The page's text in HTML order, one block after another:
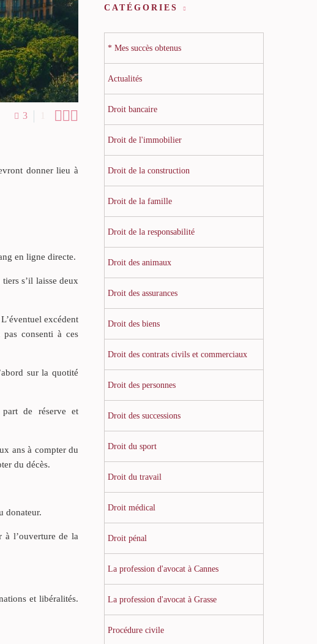
3 
donner lieu à
en ligne directe.
s’il laisse deux
excédent
pas consenti à ces
sur la quotité
part de réserve et
ans à compter du
du décès.
donateur.
à l’ouverture de la
et libéralités.
CATÉGORIES
* Mes succès obtenus
Actualités
Droit bancaire
Droit de l'immobilier
Droit de la construction
Droit de la famille
Droit de la responsabilité
Droit des animaux
Droit des assurances
Droit des biens
Droit des contrats civils et commerciaux
Droit des personnes
Droit des successions
Droit du sport
Droit du travail
Droit médical
Droit pénal
La profession d'avocat à Cannes
La profession d'avocat à Grasse
Procédure civile